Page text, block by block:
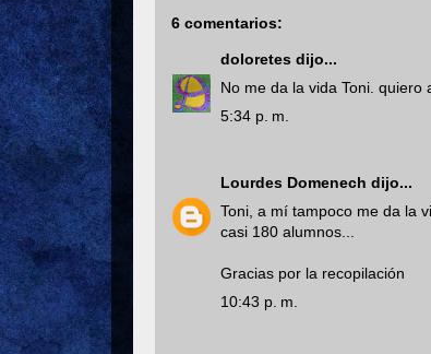
6 comentarios:
doloretes dijo...
No me da la vida Toni. quiero
5:34 p. m.
Lourdes Domenech dijo...
Toni, a mí tampoco me da la
casi 180 alumnos...
Gracias por la recopilación
10:43 p. m.